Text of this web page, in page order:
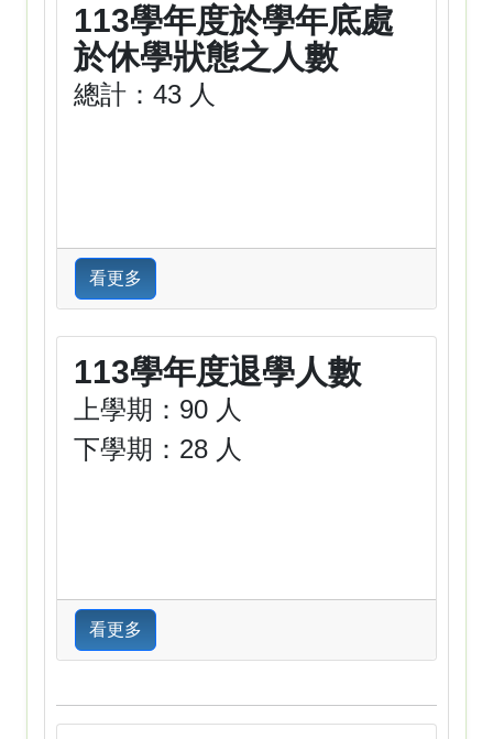
113學年度於學年底處
於休學狀態之人數
總計：43 人
看更多
113學年度退學人數
上學期：90 人
下學期：28 人
看更多